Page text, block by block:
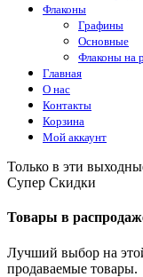
Флаконы
Графины
Основные
Флаконы на
Главная
О нас
Контакты
Корзина
Мой аккаунт
Только в эти
Супер Скидки
Товары в
Лучший выбор на
продаваемые товары.